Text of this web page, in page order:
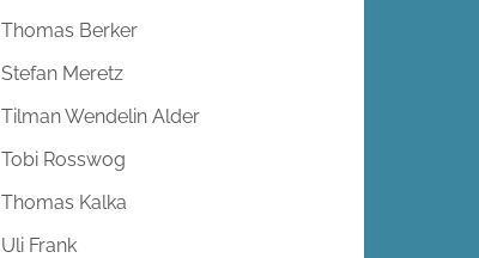
Thomas Berker
Stefan Meretz
Tilman Wendelin Alder
Tobi Rosswog
Thomas Kalka
Uli Frank